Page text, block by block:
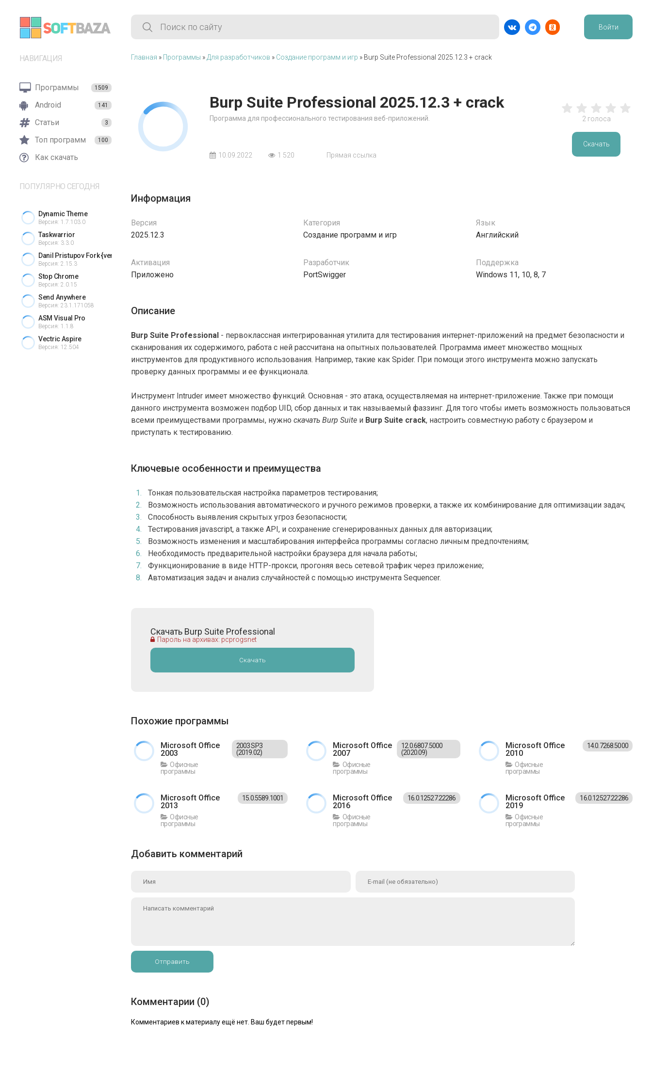
НАВИГАЦИЯ
Программы 1509
Android 141
Статьи 3
Топ программ 100
Как скачать
ПОПУЛЯРНО СЕГОДНЯ
Dynamic Theme
Версия: 1.7.103.0
Taskwarrior
Версия: 3.3.0
Danil Pristupov Fork {version} + crack
Версия: 2.15.3
Stop Chrome
Версия: 2.0.15
Send Anywhere
Версия: 23.1.171058
ASM Visual Pro
Версия: 1.1.8
Vectric Aspire
Версия: 12.504
Войти
Главная » Программы » Для разработчиков » Создание программ и игр » Burp Suite Professional 2025.12.3 + crack
Burp Suite Professional 2025.12.3 + crack
Программа для профессионального тестирования веб-приложений.
10.09.2022 1 520 Прямая ссылка
2 голоса
Скачать
Информация
Версия
2025.12.3
Категория
Создание программ и игр
Язык
Английский
Активация
Приложено
Разработчик
PortSwigger
Поддержка
Windows 11, 10, 8, 7
Описание
Burp Suite Professional - первоклассная интегрированная утилита для тестирования интернет-приложений на предмет безопасности и
сканирования их содержимого, работа с ней рассчитана на опытных пользователей. Программа имеет множество мощных
инструментов для продуктивного использования. Например, такие как Spider. При помощи этого инструмента можно запускать
проверку данных программы и ее функционала.
Инструмент Intruder имеет множество функций. Основная - это атака, осуществляемая на интернет-приложение. Также при помощи
данного инструмента возможен подбор UID, сбор данных и так называемый фаззинг. Для того чтобы иметь возможность пользоваться
всеми преимуществами программы, нужно скачать Burp Suite и Burp Suite crack, настроить совместную работу с браузером и
приступать к тестированию.
Ключевые особенности и преимущества
Тонкая пользовательская настройка параметров тестирования;
Возможность использования автоматического и ручного режимов проверки, а также их комбинирование для оптимизации задач;
Способность выявления скрытых угроз безопасности;
Тестирования jаvascript, а также API, и сохранение сгенерированных данных для авторизации;
Возможность изменения и масштабирования интерфейса программы согласно личным предпочтениям;
Необходимость предварительной настройки браузера для начала работы;
Функционирование в виде HTTP-прокси, прогоняя весь сетевой трафик через приложение;
Автоматизация задач и анализ случайностей с помощью инструмента Sequencer.
Скачать Burp Suite Professional
Пароль на архивах: pcprogsnet
Скачать
Похожие программы
Microsoft Office
2003
Офисные
программы
2003 SP3
(2019.02)
Microsoft Office
2007
Офисные
программы
12.0.6807.5000
(2020.09)
Microsoft Office
2010
Офисные
программы
14.0.7268.5000
Microsoft Office
2013
Офисные
программы
15.0.5589.1001
Microsoft Office
2016
Офисные
программы
16.0.12527.22286
Microsoft Office
2019
Офисные
программы
16.0.12527.22286
Добавить комментарий
Отправить
Комментарии (0)
Комментариев к материалу ещё нет. Ваш будет первым!